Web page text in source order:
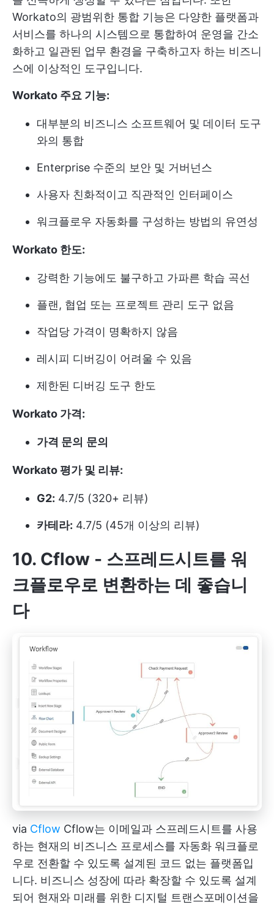
Workato의 광범위한 통합 기능은 다양한 플랫폼과
서비스를 하나의 시스템으로 통합하여 운영을 간소
화하고 일관된 업무 환경을 구축하고자 하는 비즈니
스에 이상적인 도구입니다.
Workato 주요 기능:
대부분의 비즈니스 소프트웨어 및 데이터 도구
와의 통합
Enterprise 수준의 보안 및 거버넌스
사용자 친화적이고 직관적인 인터페이스
워크플로우 자동화를 구성하는 방법의 유연성
Workato 한도:
강력한 기능에도 불구하고 가파른 학습 곡선
플랜, 협업 또는 프로젝트 관리 도구 없음
작업당 가격이 명확하지 않음
레시피 디버깅이 어려울 수 있음
제한된 디버깅 도구 한도
Workato 가격:
가격 문의 문의
Workato 평가 및 리뷰:
G2: 4.7/5 (320+ 리뷰)
카테라: 4.7/5 (45개 이상의 리뷰)
10. Cflow - 스프레드시트를 워
크플로우로 변환하는 데 좋습니
다
via Cflow Cflow는 이메일과 스프레드시트를 사용
하는 현재의 비즈니스 프로세스를 자동화 워크플로
우로 전환할 수 있도록 설계된 코드 없는 플랫폼입
니다. 비즈니스 성장에 따라 확장할 수 있도록 설계
되어 현재와 미래를 위한 디지털 트랜스포메이션을